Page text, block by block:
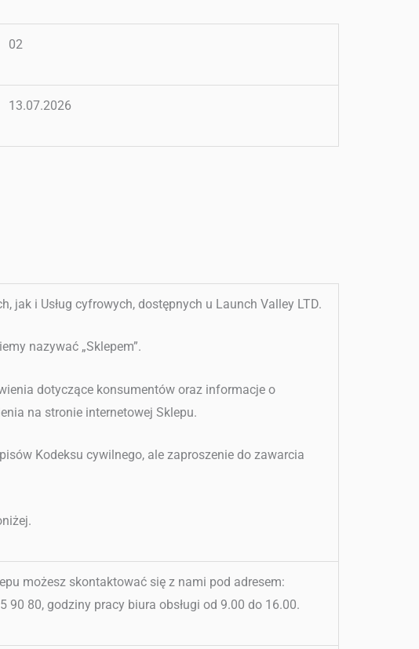
02
13.07.2026
jak i Usług cyfrowych, dostępnych u Launch Valley LTD.
nazywać „Sklepem”.
dotyczące konsumentów oraz informacje o
na stronie internetowej Sklepu.
Kodeksu cywilnego, ale zaproszenie do zawarcia
możesz skontaktować się z nami pod adresem:
90 80, godziny pracy biura obsługi od 9.00 do 16.00.